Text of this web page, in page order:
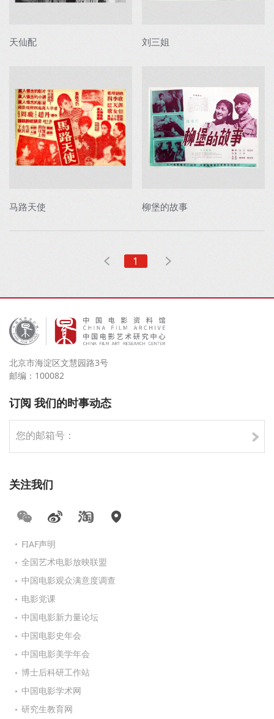
天仙配 刘三姐
马路天使 柳堡的故事
1
北京市海淀区文慧园路3号
邮编：100082
订阅 我们的时事动态
关注我们
FIAF声明
全国艺术电影放映联盟
中国电影观众满意度调查
电影党课
中国电影新力量论坛
中国电影史年会
中国电影美学年会
博士后科研工作站
中国电影学术网
研究生教育网